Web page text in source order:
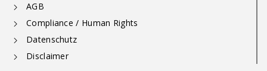
AGB
Compliance / Human Rights
Datenschutz
Disclaimer